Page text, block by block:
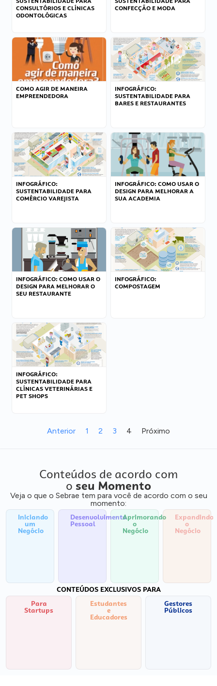
CONSULTÓRIOS E CLÍNICAS
ODONTOLÓGICAS
CONFECÇÃO E MODA
COMO AGIR DE MANEIRA
EMPREENDEDORA
INFOGRÁFICO:
SUSTENTABILIDADE PARA
BARES E RESTAURANTES
INFOGRÁFICO:
SUSTENTABILIDADE PARA
COMÉRCIO VAREJISTA
INFOGRÁFICO: COMO USAR O
DESIGN PARA MELHORAR A
SUA ACADEMIA
INFOGRÁFICO: COMO USAR O
DESIGN PARA MELHORAR O
SEU RESTAURANTE
INFOGRÁFICO:
COMPOSTAGEM
INFOGRÁFICO:
SUSTENTABILIDADE PARA
CLÍNICAS VETERINÁRIAS E
PET SHOPS
Anterior 1 2 3 4 Próximo
Conteúdos de acordo com
o seu Momento
Veja o que o Sebrae tem para você de acordo com o seu
momento:
Iniciando
um
Negócio
Desenvolvimento
Pessoal
Aprimorando
o
Negócio
Expandindo
o
Negócio
CONTEÚDOS EXCLUSIVOS PARA
Para
Startups
Estudantes
e
Educadores
Gestores
Públicos